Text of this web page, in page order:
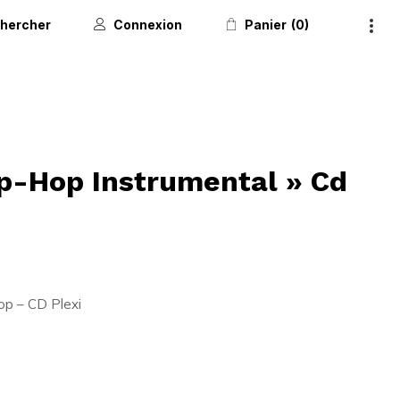
Connexion Panier 0
Hop Instrumental » Cd
– CD Plexi